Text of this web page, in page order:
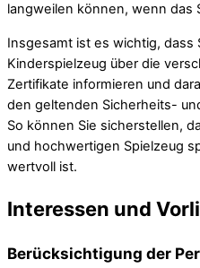
langweilen können, wenn das
Insgesamt ist es wichtig, dass
Kinderspielzeug über die
Zertifikate informieren und
den geltenden Sicherheits-
So können Sie sicherstellen,
und hochwertigen Spielzeug
wertvoll ist.
Interessen und
Berücksichtigung der